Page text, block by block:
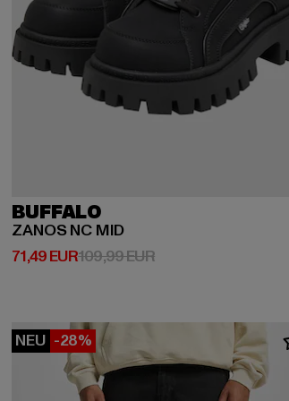
BUFFALO
ZANOS NC MID
71,49 EUR
Derzeitiger Preis: 71,49 EUR
109,99 EURAktionspreis: 109,99
NEU -28%